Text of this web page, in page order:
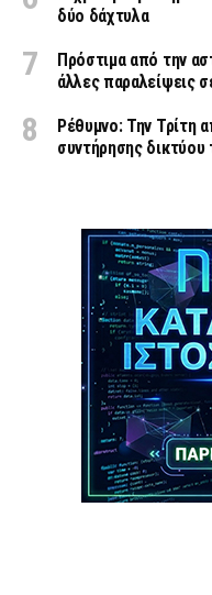
δύο δάχτυλα
Πρόστιμα από την
άλλες παραλείψεις
Ρέθυμνο: Την Τρίτη
συντήρησης